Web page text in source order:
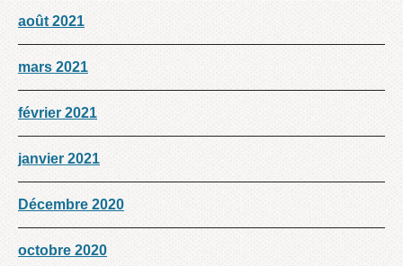
août 2021
mars 2021
février 2021
janvier 2021
Décembre 2020
octobre 2020